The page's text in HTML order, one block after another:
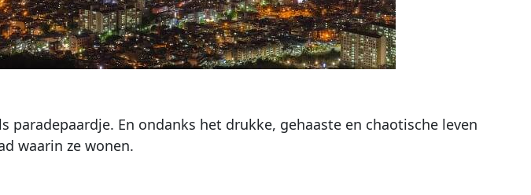
En ondanks het drukke, gehaaste en chaotische leven
waarin ze wonen.